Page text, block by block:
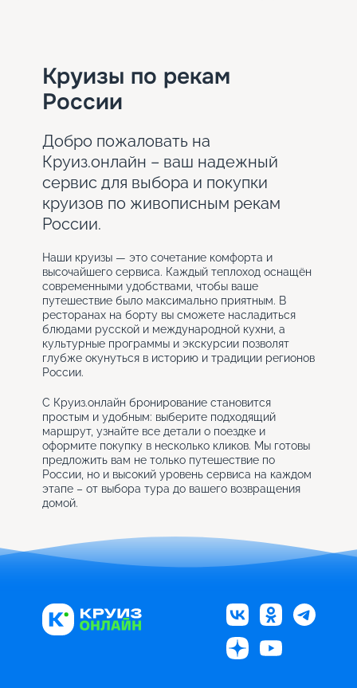
Круизы по рекам
России
Добро пожаловать на
Круиз.онлайн – ваш надежный
сервис для выбора и покупки
круизов по живописным рекам
России.
Наши круизы — это сочетание комфорта и
высочайшего сервиса. Каждый теплоход оснащён
современными удобствами, чтобы ваше
путешествие было максимально приятным. В
ресторанах на борту вы сможете насладиться
блюдами русской и международной кухни, а
культурные программы и экскурсии позволят
глубже окунуться в историю и традиции регионов
России.
С Круиз.онлайн бронирование становится
простым и удобным: выберите подходящий
маршрут, узнайте все детали о поездке и
оформите покупку в несколько кликов. Мы готовы
предложить вам не только путешествие по
России, но и высокий уровень сервиса на каждом
этапе – от выбора тура до вашего возвращения
домой.